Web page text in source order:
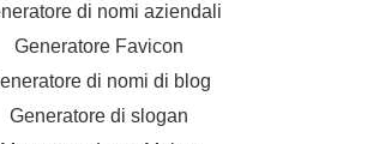
di nomi aziendali
Generatore Favicon
di nomi di blog
Generatore di slogan